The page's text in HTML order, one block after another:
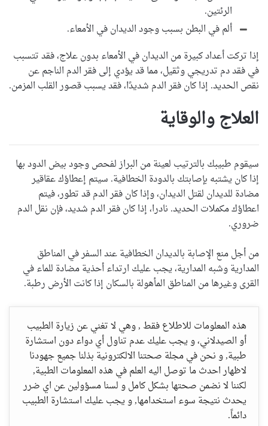
الرئتين.
ألم في البطن بسبب وجود الديدان في الأمعاء.
إذا تركت أعداد كبيرة من الديدان في الأمعاء بدون علاج، فقد تتسبب
في فقد دم تدريجي وثقيل، مما قد يؤدي إلى فقر الدم الناجم عن
نقص الحديد. إذا كان فقر الدم شديدًا، فقد يسبب قصور القلب المزمن.
العلاج والوقاية
سيقوم طبيبك بالترتيب لعينة من البراز لفحص وجود بيض الدود بها
إذا كان يشتبه بإصابتك بالدودة الخطافية. سيتم إعطاؤك عقاقير
مضادة للديدان لقتل الديدان، وإذا كان فقر الدم قد تطور، فيتم
اعطاؤك مكملات الحديد. نادرا، إذا كان فقر الدم شديد، فإن نقل الدم
ضروري.
من أجل منع الإصابة بالديدان الخطافية عند السفر في المناطق
المدارية وشبه المدارية، يجب عليك ارتداء أحذية مضادة للماء في
القرى وغيرها من المناطق المأهولة بالسكان إذا كانت الأرض رطبة.
هذه المعلومات للاطلاع فقط , وهي لا تغني عن زيارة الطبيب
أو الصيدلاني، و يجب عليك عدم تناول أي دواء دون استشارة
طبية, و نحن في مجلة صحتنا الالكترونية بذلنا جميع جهودنا
لاظهار احدث ما توصل اليه العلم في هذه المعلومات الطبية,
لكننا لا نضمن صحتها بشكل كامل و لسنا مسؤولين عن اي ضرر
يحدث نتيجة سوء استخدامها, و يجب عليك استشارة الطبيب
دائماً.